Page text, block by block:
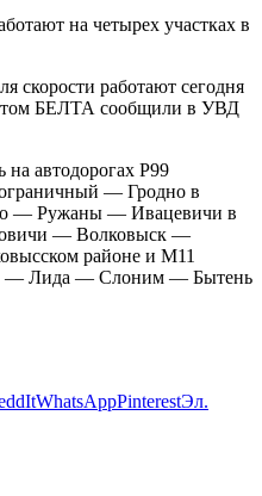
скорости работают сегодня
этом БЕЛТА сообщили в УВД
на автодорогах Р99
— Гродно в
— Ружаны — Ивацевичи в
— Волковыск —
районе и М11
— Лида — Слоним — Бытень
WhatsAppPinterestЭл.